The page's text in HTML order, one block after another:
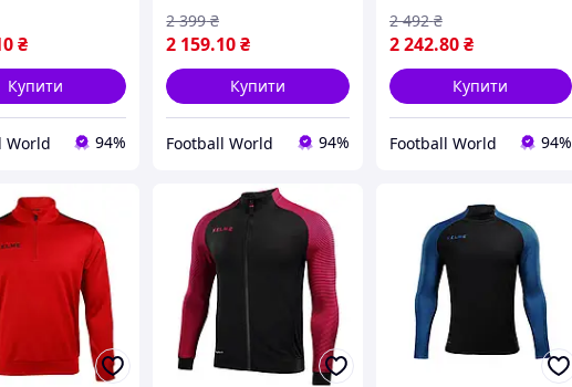
₴
Купити
World 94%
2 159.10₴
2 399 ₴
Купити
Football World 94%
2 242.80 ₴
2 492 ₴
Купити
Football World 94%